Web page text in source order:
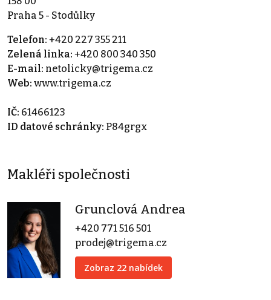
Praha 5 - Stodůlky
Telefon: +420 227 355 211
Zelená linka: +420 800 340 350
E-mail: netolicky@trigema.cz
Web: www.trigema.cz
IČ: 61466123
ID datové schránky: P84grgx
Makléři společnosti
Grunclová Andrea
+420 771 516 501
prodej@trigema.cz
Zobraz 22 nabídek